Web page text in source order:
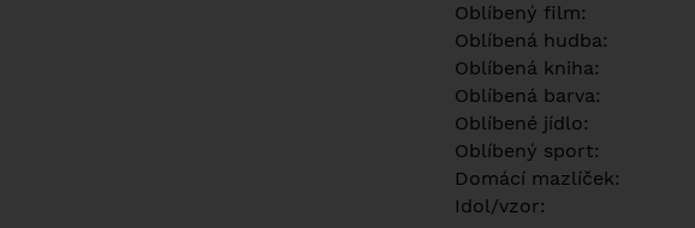
Oblíbený film:
Oblíbená hudba:
Oblíbená kniha:
Oblíbená barva:
Oblíbené jídlo:
Oblíbený sport:
Domácí mazlíček:
Idol/vzor: